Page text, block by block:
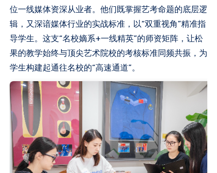
位一线媒体资深从业者。他们既掌握艺考命题的底层逻
辑，又深谙媒体行业的实战标准，以“双重视角”精准指
导学生。这支“名校嫡系+一线精英”的师资矩阵，让松
果的教学始终与顶尖艺术院校的考核标准同频共振，为
学生构建起通往名校的“高速通道”。